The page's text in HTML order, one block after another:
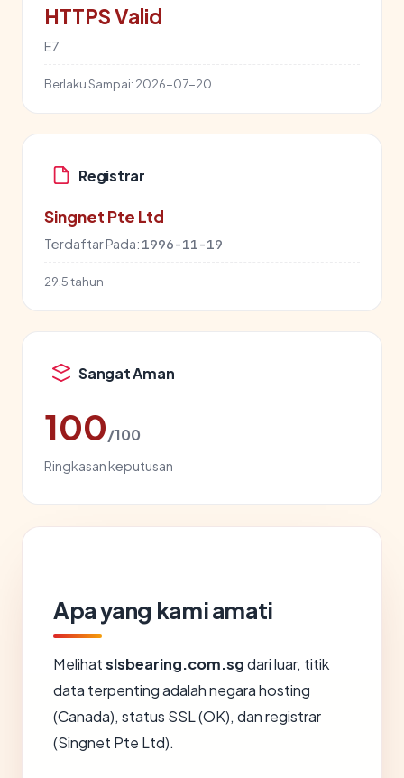
HTTPS Valid
E7
Berlaku Sampai: 2026-07-20
Registrar
Singnet Pte Ltd
Terdaftar Pada: 1996-11-19
29.5 tahun
Sangat Aman
100/100
Ringkasan keputusan
Apa yang kami amati
Melihatslsbearing.com.sgdari luar, titik
data terpenting adalah negara hosting
(Canada), status SSL (OK), dan registrar
(Singnet Pte Ltd).